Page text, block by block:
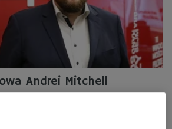
Andrei Mitchell
spotkać się z natychmiastową